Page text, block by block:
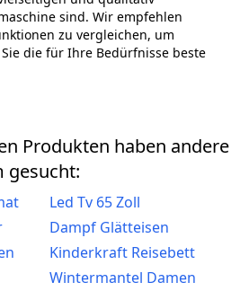
sind. Wir empfehlen
zu vergleichen, um
die für Ihre Bedürfnisse beste
Produkten haben andere
gesucht:
Led Tv 65 Zoll
Dampf Glätteisen
Kinderkraft Reisebett
Wintermantel Damen